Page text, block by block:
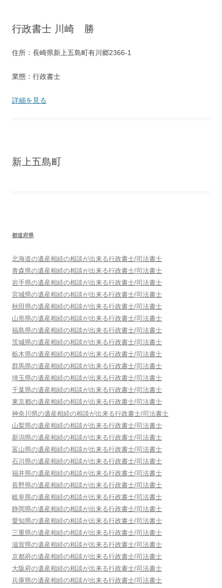
行政書士 川崎 勝
住所：長崎県新上五島町有川郷2366-1
業態：行政書士
詳細を見る
新上五島町
都道府県
北海道の遺産相続の相談が出来る行政書士/司法書士
青森県の遺産相続の相談が出来る行政書士/司法書士
岩手県の遺産相続の相談が出来る行政書士/司法書士
宮城県の遺産相続の相談が出来る行政書士/司法書士
秋田県の遺産相続の相談が出来る行政書士/司法書士
山形県の遺産相続の相談が出来る行政書士/司法書士
福島県の遺産相続の相談が出来る行政書士/司法書士
茨城県の遺産相続の相談が出来る行政書士/司法書士
栃木県の遺産相続の相談が出来る行政書士/司法書士
群馬県の遺産相続の相談が出来る行政書士/司法書士
埼玉県の遺産相続の相談が出来る行政書士/司法書士
千葉県の遺産相続の相談が出来る行政書士/司法書士
東京都の遺産相続の相談が出来る行政書士/司法書士
神奈川県の遺産相続の相談が出来る行政書士/司法書士
山梨県の遺産相続の相談が出来る行政書士/司法書士
新潟県の遺産相続の相談が出来る行政書士/司法書士
富山県の遺産相続の相談が出来る行政書士/司法書士
石川県の遺産相続の相談が出来る行政書士/司法書士
福井県の遺産相続の相談が出来る行政書士/司法書士
長野県の遺産相続の相談が出来る行政書士/司法書士
岐阜県の遺産相続の相談が出来る行政書士/司法書士
静岡県の遺産相続の相談が出来る行政書士/司法書士
愛知県の遺産相続の相談が出来る行政書士/司法書士
三重県の遺産相続の相談が出来る行政書士/司法書士
滋賀県の遺産相続の相談が出来る行政書士/司法書士
京都府の遺産相続の相談が出来る行政書士/司法書士
大阪府の遺産相続の相談が出来る行政書士/司法書士
兵庫県の遺産相続の相談が出来る行政書士/司法書士